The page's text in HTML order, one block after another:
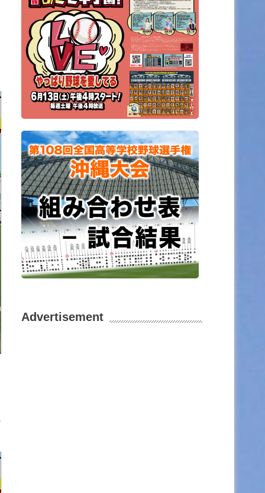
Advertisement